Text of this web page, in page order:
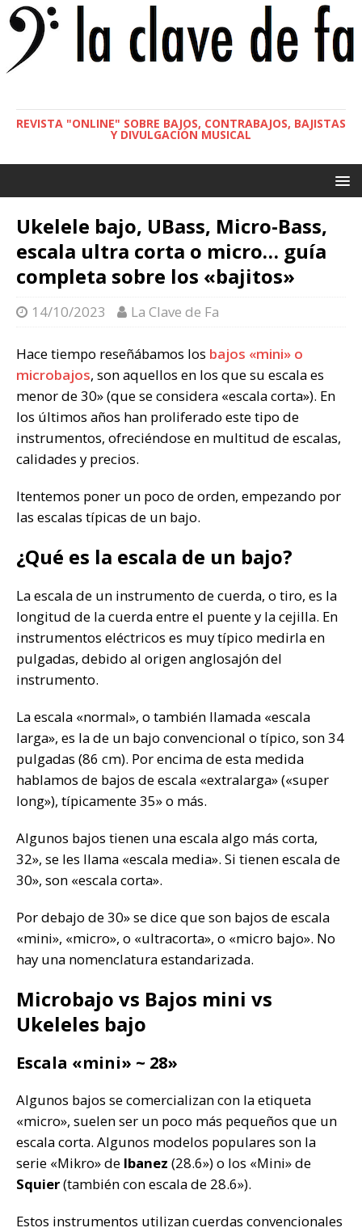
REVISTA "ONLINE" SOBRE BAJOS, CONTRABAJOS, BAJISTAS
Y DIVULGACIÓN MUSICAL
Ukelele bajo, UBass, Micro-Bass,
escala ultra corta o micro… guía
completa sobre los «bajitos»
14/10/2023 La Clave de Fa
Hace tiempo reseñábamos los bajos «mini» o
microbajos, son aquellos en los que su escala es
menor de 30» (que se considera «escala corta»). En
los últimos años han proliferado este tipo de
instrumentos, ofreciéndose en multitud de escalas,
calidades y precios.
Itentemos poner un poco de orden, empezando por
las escalas típicas de un bajo.
¿Qué es la escala de un bajo?
La escala de un instrumento de cuerda, o tiro, es la
longitud de la cuerda entre el puente y la cejilla. En
instrumentos eléctricos es muy típico medirla en
pulgadas, debido al origen anglosajón del
instrumento.
La escala «normal», o también llamada «escala
larga», es la de un bajo convencional o típico, son 34
pulgadas (86 cm). Por encima de esta medida
hablamos de bajos de escala «extralarga» («super
long»), típicamente 35» o más.
Algunos bajos tienen una escala algo más corta,
32», se les llama «escala media». Si tienen escala de
30», son «escala corta».
Por debajo de 30» se dice que son bajos de escala
«mini», «micro», o «ultracorta», o «micro bajo». No
hay una nomenclatura estandarizada.
Microbajo vs Bajos mini vs
Ukeleles bajo
Escala «mini» ~ 28»
Algunos bajos se comercializan con la etiqueta
«micro», suelen ser un poco más pequeños que un
escala corta. Algunos modelos populares son la
serie «Mikro» de Ibanez (28.6») o los «Mini» de
Squier(también con escala de 28.6»).
Estos instrumentos utilizan cuerdas convencionales